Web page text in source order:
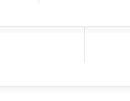
direkt auf deiner